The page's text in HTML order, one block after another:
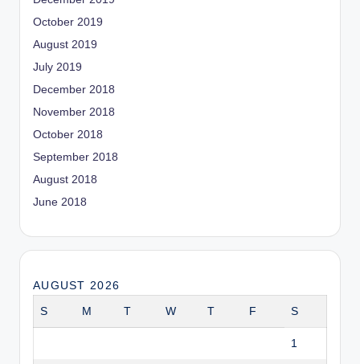
October 2019
August 2019
July 2019
December 2018
November 2018
October 2018
September 2018
August 2018
June 2018
AUGUST 2026
S M T W T F S
1